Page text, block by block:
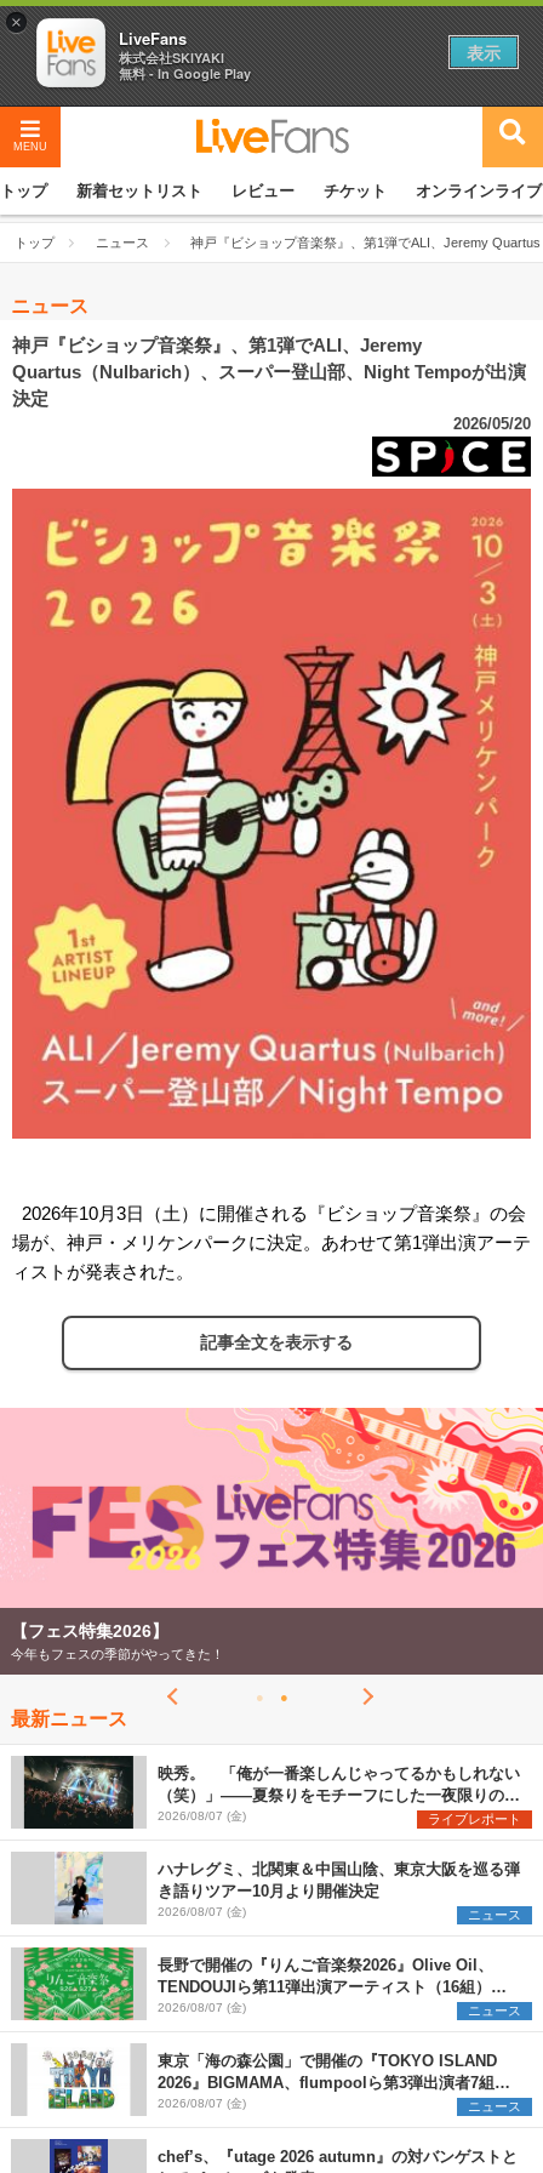
MENU
トップ 新着セットリスト レビュー チケット オンラインライブ
トップ ニュース 神戸『ビショップ音楽祭』、第1弾でALI、Jeremy
ニュース
神戸『ビショップ音楽祭』、第1弾でALI、Jeremy
Quartus（Nulbarich）、スーパー登山部、Night Tempoが出演
決定
2026/05/20
2026年10月3日（土）に開催される『ビショップ音楽祭』の会
場が、神戸・メリケンパークに決定。あわせて第1弾出演アーテ
ィストが発表された。
記事全文を表示する
【フェス特集2026】
今年もフェスの季節がやってきた！
最新ニュース
映秀。 「俺が一番楽しんじゃってるかもしれない
（笑）」――夏祭りをモチーフにした一夜限りのス
ペシャルライブ『色祭』レポート
2026/08/07 (金) ライブレポート
ハナレグミ、北関東＆中国山陰、東京大阪を巡る弾
き語りツアー10月より開催決定
2026/08/07 (金) ニュース
長野で開催の『りんご音楽祭2026』Olive Oil、
TENDOUJIら第11弾出演アーティスト（16組）を
発表
2026/08/07 (金) ニュース
東京「海の森公園」で開催の『TOKYO ISLAND
2026』BIGMAMA、flumpoolら第3弾出演者7組を
発表 ワークショップ・アート出展者を募集
2026/08/07 (金) ニュース
chef’s、『utage 2026 autumn』の対バンゲストと
×
LiveFans
株式会社SKIYAKI
無料 - In Google Play
表示